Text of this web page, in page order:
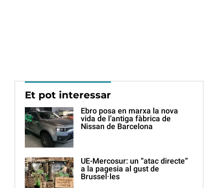
Et pot interessar
Ebro posa en marxa la nova
vida de l’antiga fàbrica de
Nissan de Barcelona
UE-Mercosur: un “atac directe”
a la pagesia al gust de
Brussel·les